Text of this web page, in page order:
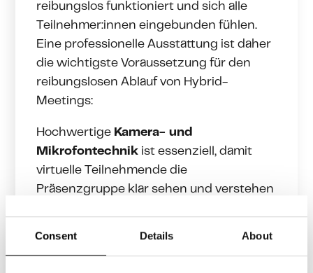
Consent Details About
reibungslos funktioniert und sich alle
Teilnehmer:innen eingebunden fühlen.
Eine professionelle Ausstattung ist daher
die wichtigste Voraussetzung für den
reibungslosen Ablauf von Hybrid-
Meetings:
Hochwertige Kamera- und
Mikrofontechnik ist essenziell, damit
virtuelle Teilnehmende die
Präsenzgruppe klar sehen und verstehen
Mehrkanalton sorgt dafür, dass
unterschiedliche Sprecher deutlich